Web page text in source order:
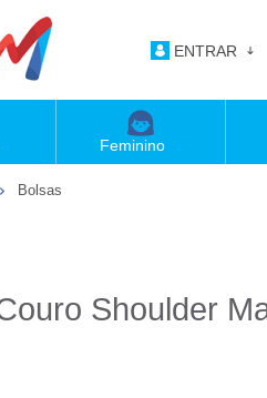
ENTRAR
Feminino
Bolsas
Shoulder